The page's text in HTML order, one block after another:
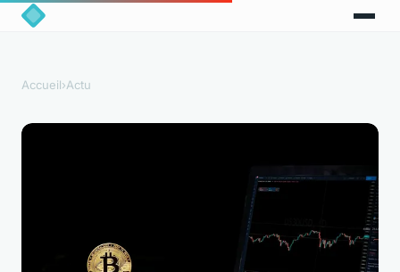
Accueil›Actu